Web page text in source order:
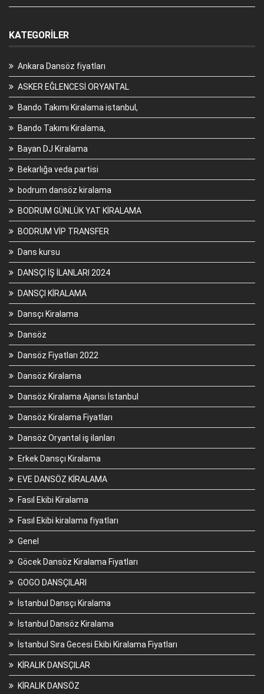
KATEGORILER
Ankara Dansöz fiyatları
ASKER EĞLENCESİ ORYANTAL
Bando Takımı Kiralama istanbul,
Bando Takımı Kiralama,
Bayan DJ Kiralama
Bekarlığa veda partisi
bodrum dansöz kiralama
BODRUM GÜNLÜK YAT KİRALAMA
BODRUM VİP TRANSFER
Dans kursu
DANSÇI İŞ İLANLARI 2024
DANSÇI KİRALAMA
Dansçı Kiralama
Dansöz
Dansöz Fiyatları 2022
Dansöz Kiralama
Dansöz Kiralama Ajansı İstanbul
Dansöz Kiralama Fiyatları
Dansöz Oryantal iş ilanları
Erkek Dansçı Kiralama
EVE DANSÖZ KİRALAMA
Fasıl Ekibi Kiralama
Fasıl Ekibi kiralama fiyatları
Genel
Göcek Dansöz Kiralama Fiyatları
GOGO DANSÇILARI
İstanbul Dansçı Kiralama
İstanbul Dansöz Kiralama
İstanbul Sıra Gecesi Ekibi Kiralama Fiyatları
KİRALIK DANSÇILAR
KİRALIK DANSÖZ